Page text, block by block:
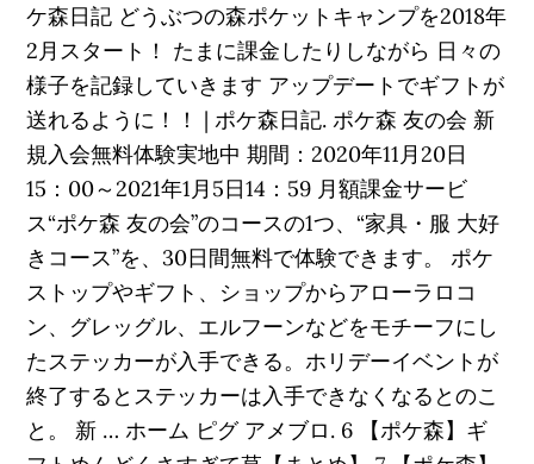
ケ森日記 どうぶつの森ポケットキャンプを2018年
2月スタート！ たまに課金したりしながら 日々の
様子を記録していきます アップデートでギフトが
送れるように！！ | ポケ森日記. ポケ森 友の会 新
規入会無料体験実地中 期間：2020年11月20日
15：00～2021年1月5日14：59 月額課金サービ
ス“ポケ森 友の会”のコースの1つ、“家具・服 大好
きコース”を、30日間無料で体験できます。 ポケ
ストップやギフト、ショップからアローラロコ
ン、グレッグル、エルフーンなどをモチーフにし
たステッカーが入手できる。ホリデーイベントが
終了するとステッカーは入手できなくなるとのこ
と。 新 … ホーム ピグ アメブロ. 6 【ポケ森】ギ